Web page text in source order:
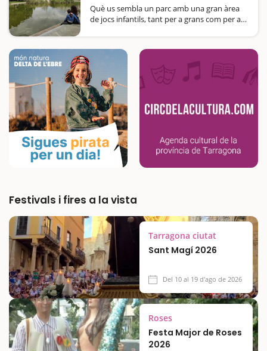
Què us sembla un parc amb una gran àrea
de jocs infantils, tant per a grans com per a
pícnic, un gran llac, lavabos públics,…
Festivals i fires a la vista
Tarragona ciutat
Sant Magí 2026
Del 10 al 19 d'ago de 2026
Roses
Festa Major de Roses
2026